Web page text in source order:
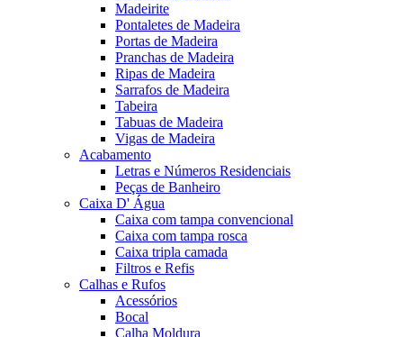
Madeirite
Pontaletes de Madeira
Portas de Madeira
Pranchas de Madeira
Ripas de Madeira
Sarrafos de Madeira
Tabeira
Tabuas de Madeira
Vigas de Madeira
Acabamento
Letras e Números Residenciais
Peças de Banheiro
Caixa D' Água
Caixa com tampa convencional
Caixa com tampa rosca
Caixa tripla camada
Filtros e Refis
Calhas e Rufos
Acessórios
Bocal
Calha Moldura